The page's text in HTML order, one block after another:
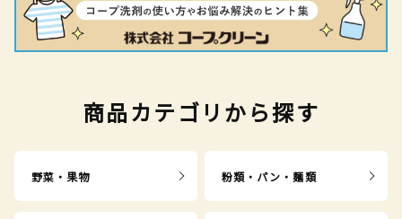
商品カテゴリから探す
野菜・果物 粉類・パン・麺類